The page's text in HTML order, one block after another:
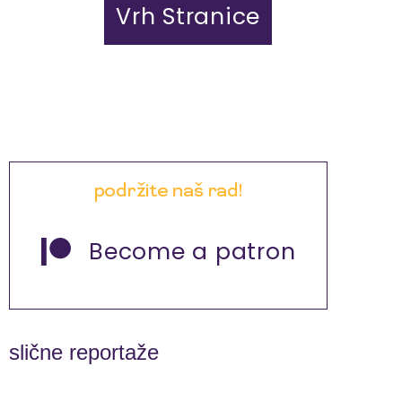
Vrh Stranice
podržite naš rad!
Become a patron
slične reportaže